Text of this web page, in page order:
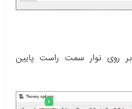
در نرم افزار Thonny بر روی نوار سمت راست پایین